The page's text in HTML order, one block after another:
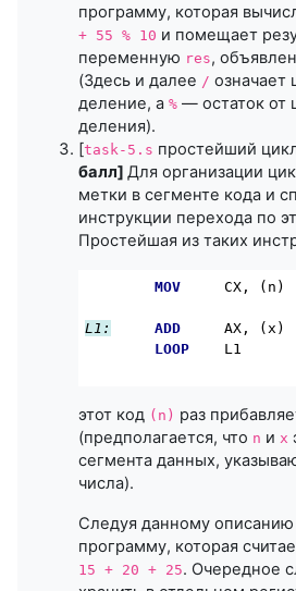
программу, которая
+ 55 % 10 и помещает
переменную res,
(Здесь и далее / означает
деление, а % — остаток от
деления).
[task-5.s простейший
балл] Для организации
метки в сегменте кода и
инструкции перехода по
Простейшая из таких
MOV CX , (n)
L1:
ADD AX , (x)
LOOP
L1
этот код (n) раз
(предполагается, что n и x
сегмента данных,
числа).
Следуя данному описанию
программу, которая
15 + 20 + 25. Очередное